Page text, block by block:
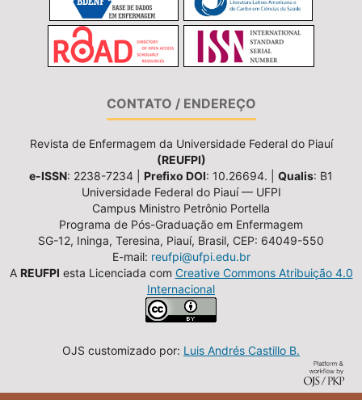
CONTATO / ENDEREÇO
Revista de Enfermagem da Universidade Federal do Piauí
(REUFPI)
e-ISSN: 2238-7234 | Prefixo DOI: 10.26694. | Qualis: B1
Universidade Federal do Piauí — UFPI
Campus Ministro Petrônio Portella
Programa de Pós-Graduação em Enfermagem
SG-12, Ininga, Teresina, Piauí, Brasil, CEP: 64049-550
E-mail: reufpi@ufpi.edu.br
A REUFPI esta Licenciada com Creative Commons Atribuição 4.0
Internacional
OJS customizado por: Luis Andrés Castillo B.